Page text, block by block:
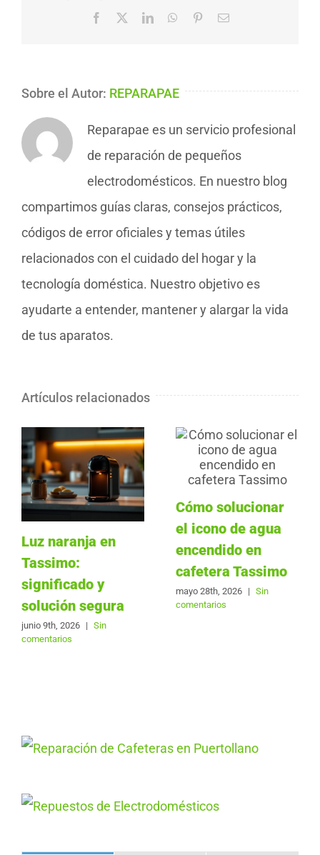
Facebook LinkedInWhatsApp
PinterestCorreo
Sobre el Autor: REPARAPAE
Reparapae es un servicio profesional
de reparación de pequeños
electrodomésticos. En nuestro blog
compartimos guías claras, consejos prácticos,
códigos de error oficiales y temas útiles
relacionados con el cuidado del hogar y la
tecnología doméstica. Nuestro objetivo es
ayudarte a entender, mantener y alargar la vida
de tus aparatos.
Artículos relacionados
Luz naranja en
Tassimo:
significado y
solución segura
junio 9th, 2026 | Sin
comentarios
Cómo solucionar
el icono de agua
encendido en
cafetera Tassimo
mayo 28th, 2026 | Sin
comentarios